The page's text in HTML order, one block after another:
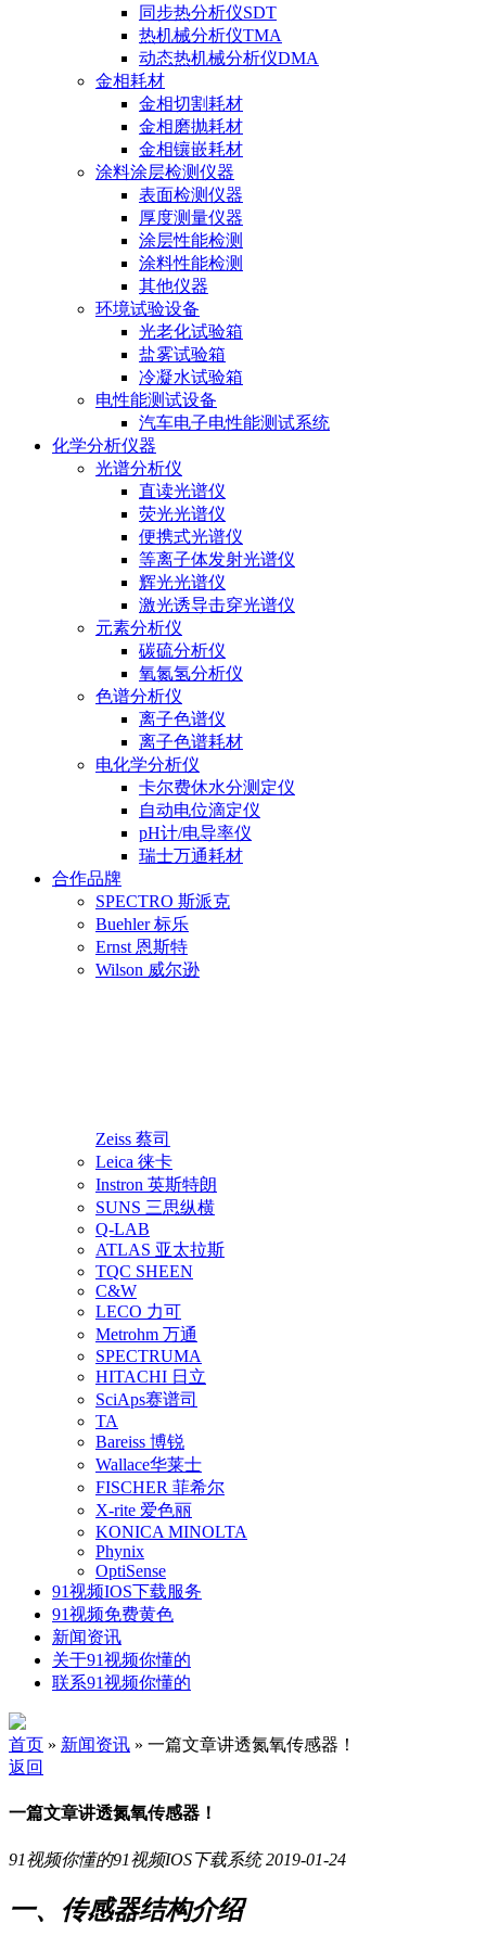
同步热分析仪SDT
热机械分析仪TMA
动态热机械分析仪DMA
金相耗材
金相切割耗材
金相磨抛耗材
金相镶嵌耗材
涂料涂层检测仪器
表面检测仪器
厚度测量仪器
涂层性能检测
涂料性能检测
其他仪器
环境试验设备
光老化试验箱
盐雾试验箱
冷凝水试验箱
电性能测试设备
汽车电子电性能测试系统
化学分析仪器
光谱分析仪
直读光谱仪
荧光光谱仪
便携式光谱仪
等离子体发射光谱仪
辉光光谱仪
激光诱导击穿光谱仪
元素分析仪
碳硫分析仪
氧氮氢分析仪
色谱分析仪
离子色谱仪
离子色谱耗材
电化学分析仪
卡尔费休水分测定仪
自动电位滴定仪
pH计/电导率仪
瑞士万通耗材
合作品牌
SPECTRO 斯派克
Buehler 标乐
Ernst 恩斯特
Wilson 威尔逊
Zeiss 蔡司
Leica 徕卡
Instron 英斯特朗
SUNS 三思纵横
Q-LAB
ATLAS 亚太拉斯
TQC SHEEN
C&W
LECO 力可
Metrohm 万通
SPECTRUMA
HITACHI 日立
SciAps赛谱司
TA
Bareiss 博锐
Wallace华莱士
FISCHER 菲希尔
X-rite 爱色丽
KONICA MINOLTA
Phynix
OptiSense
91视频IOS下载服务
91视频免费黄色
新闻资讯
关于91视频你懂的
联系91视频你懂的
首页 » 新闻资讯 » 一篇文章讲透氮氧传感器！
返回
一篇文章讲透氮氧传感器！
91视频你懂的91视频IOS下载系统2019-01-24
一、传感器结构介绍